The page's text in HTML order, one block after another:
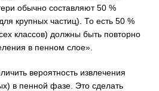
обычно составляют 50 %
крупных частиц). То есть 50 %
классов) должны быть повторно
в пенном слое».
вероятность извлечения
в пенной фазе. Это сделать